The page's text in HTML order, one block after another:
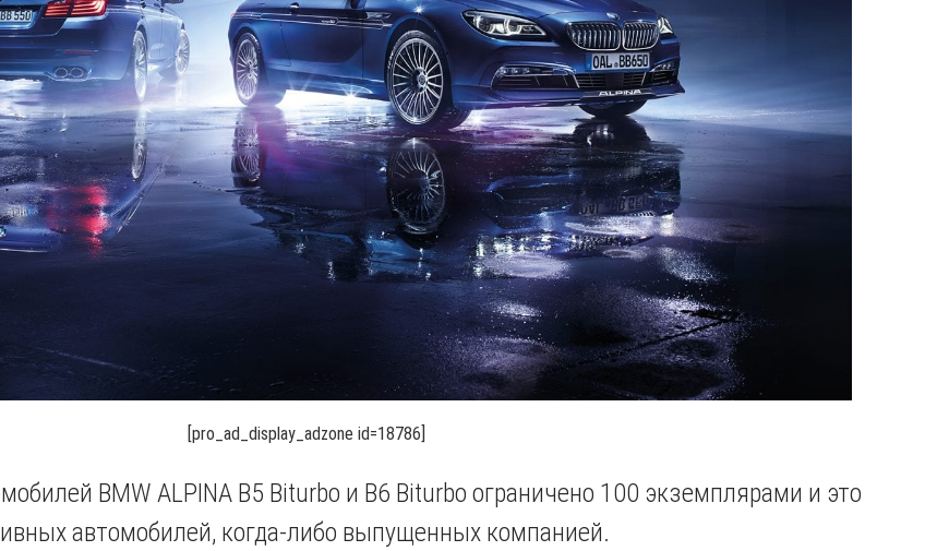
[pro_ad_display_adzone id=18786]
BMW ALPINA B5 Biturbo и B6 Biturbo ограничено 100 экземплярами и это
автомобилей, когда-либо выпущенных компанией.